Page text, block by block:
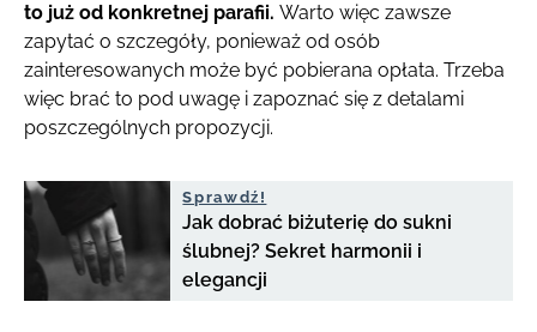
to już od konkretnej parafii. Warto więc zawsze
zapytać o szczegóły, ponieważ od osób
zainteresowanych może być pobierana opłata. Trzeba
więc brać to pod uwagę i zapoznać się z detalami
poszczególnych propozycji.
Sprawdź!
Jak dobrać biżuterię do sukni
ślubnej? Sekret harmonii i
elegancji